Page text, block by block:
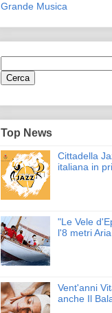
Grande Musica
Top News
Cittadella
italiana in
"Le Vele
l'8 metri
Vent'anni
anche Il